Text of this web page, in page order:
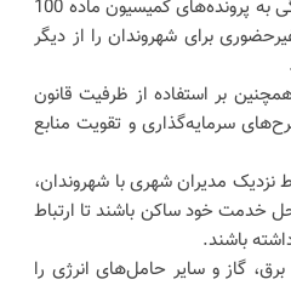
وی هوشمندسازی فرآیند رسیدگی به پرونده‌های کمیسیون ماده 100
برای شهروندان را از دیگر
بر استفاده از ظرفیت قانون
سرمایه‌گذاری و تقویت منابع
نزدیک مدیران شهری با شهروندان،
خدمت خود ساکن باشند تا ارتباط
باشند.
گاز و سایر حامل‌های انرژی را